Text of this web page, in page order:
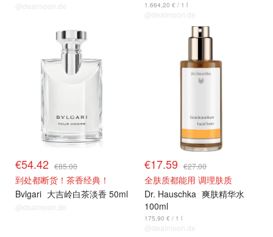
@dealmoon.de 1.664,20 € / 1 l
@dealmoon.de
€54.42 €85.00
到处都断货！茶香经典！
Bvlgari 大吉岭白茶淡香 50ml
@dealmoon.de
€17.59 €27.00
全肤质都能用 调理肤质
Dr. Hauschka 爽肤精华水
100ml
175,90 € / 1 l
@dealmoon.de